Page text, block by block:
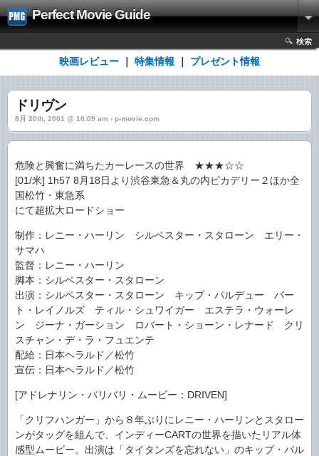
Perfect Movie Guide
検索
映画レビュー 特集情報 プレゼント情報
ドリヴン
8月 20th, 2001 @ 10:09 am › p-movie.com
危険と興奮に満ちたカーレースの世界 ★★★☆☆
[01/米] 1h57 8月18日より渋谷東急＆丸の内ピカデリー２ほか全
国松竹・東急系
にて超拡大ロードショー
制作：レニー・ハーリン シルベスター・スタローン エリー・
サマハ
監督：レニー・ハーリン
脚本：シルベスター・スタローン
出演：シルベスター・スタローン キップ・パルデュー バー
ト・レイノルズ ティル・シュワイガー エステラ・ウォーレ
ン ジーナ・ガーション ロバート・ショーン・レナード クリ
スチャン・デ・ラ・フュエンテ
配給：日本ヘラルド／松竹
宣伝：日本ヘラルド／松竹
[アドレナリン・バリバリ・ムービー：DRIVEN]
「クリフハンガー」から８年ぶりにレニー・ハーリンとスタロー
ンがタッグを組んで、インディーCARTの世界を描いたリアル体
感型ムービー。出演は「タイタンズを忘れない」のキップ・パル